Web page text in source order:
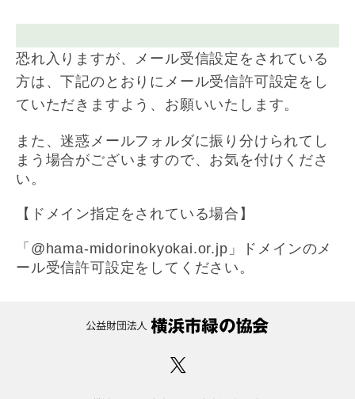
恐れ入りますが、メール受信設定をされている
方は、下記のとおりにメール受信許可設定をし
ていただきますよう、お願いいたします。
また、迷惑メールフォルダに振り分けられてし
まう場合がございますので、お気を付けくださ
い。
【ドメイン指定をされている場合】
「@hama-midorinokyokai.or.jp」ドメインのメ
ール受信許可設定をしてください。